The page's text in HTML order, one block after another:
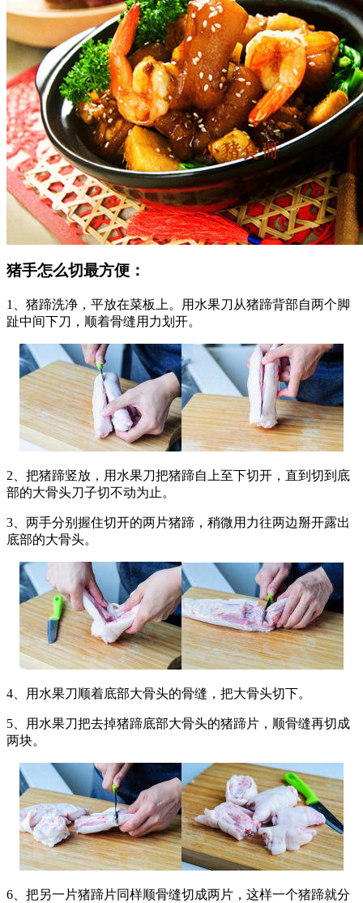
猪手怎么切最方便：
1、猪蹄洗净，平放在菜板上。用水果刀从猪蹄背部自两个脚
趾中间下刀，顺着骨缝用力划开。
2、把猪蹄竖放，用水果刀把猪蹄自上至下切开，直到切到底
部的大骨头刀子切不动为止。
3、两手分别握住切开的两片猪蹄，稍微用力往两边掰开露出
底部的大骨头。
4、用水果刀顺着底部大骨头的骨缝，把大骨头切下。
5、用水果刀把去掉猪蹄底部大骨头的猪蹄片，顺骨缝再切成
两块。
6、把另一片猪蹄片同样顺骨缝切成两片，这样一个猪蹄就分